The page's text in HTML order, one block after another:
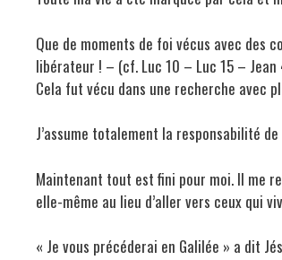
Que de moments de foi vécus avec des
libérateur ! – (cf. Luc 10 – Luc 15 –
Cela fut vécu dans une recherche avec
J’assume totalement la responsabilité
Maintenant tout est fini pour moi. Il me
elle-même au lieu d’aller vers ceux qui
« Je vous précéderai en Galilée » a dit